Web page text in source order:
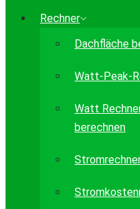
Rechner
Dachfläche
Watt-Peak-
Watt
berechnen